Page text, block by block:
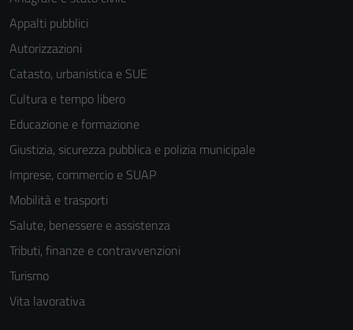
Appalti pubblici
Autorizzazioni
Catasto, urbanistica e SUE
Cultura e tempo libero
Educazione e formazione
Giustizia, sicurezza pubblica e polizia municipale
Imprese, commercio e SUAP
Mobilità e trasporti
Salute, benessere e assistenza
Tributi, finanze e contravvenzioni
Turismo
Vita lavorativa